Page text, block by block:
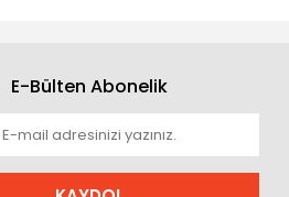
E-Bülten Abonelik